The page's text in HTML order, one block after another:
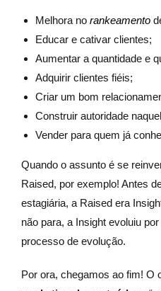
Melhora no rankeamento
Educar e cativar clientes;
Aumentar a quantidade e
Adquirir clientes fiéis;
Criar um bom
Construir autoridade
Vender para quem já
Quando o assunto é se
Raised, por exemplo! Antes
estagiária, a Raised era
não para, a Insight evoluiu
processo de evolução.
Por ora, chegamos ao fim! O